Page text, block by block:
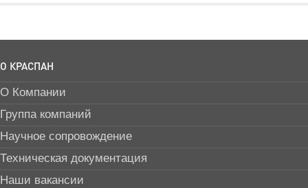
О КРАСПАН
О Компании
Группа компаний
Научное сопровождение
Техническая документация
Наши вакансии